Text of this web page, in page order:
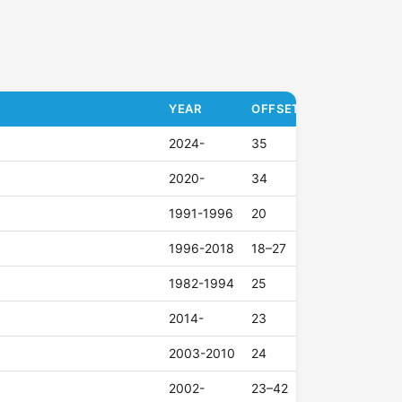
YEAR OFFSET (ET)
2024- 35
2020- 34
1991-1996 20
1996-2018 18–27
1982-1994 25
2014- 23
2003-2010 24
2002- 23–42